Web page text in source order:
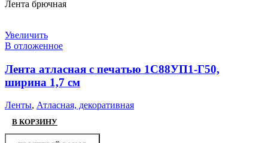
Лента брючная
Увеличить
В отложенное
Лента атласная с печатью 1С88УП1-Г50,
ширина 1,7 см
Ленты, Атласная, декоративная
В КОРЗИНУ